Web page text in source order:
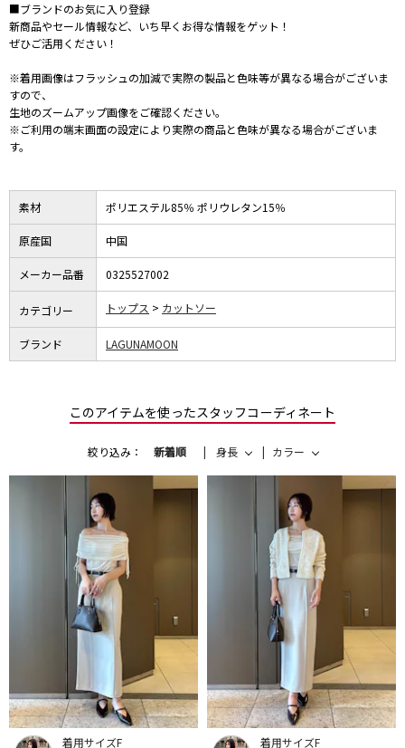
■ブランドのお気に入り登録
新商品やセール情報など、いち早くお得な情報をゲット！
ぜひご活用ください！
※着用画像はフラッシュの加減で実際の製品と色味等が異なる場合がございま
すので、
生地のズームアップ画像をご確認ください。
※ご利用の端末画面の設定により実際の商品と色味が異なる場合がございま
す。
素材 ポリエステル85％ ポリウレタン15％
原産国 中国
メーカー品番 0325527002
カテゴリー トップス カットソー
ブランド LAGUNAMOON
このアイテムを使ったスタッフコーディネート
絞り込み： 新着順 身長 カラー
着用サイズF 着用サイズF